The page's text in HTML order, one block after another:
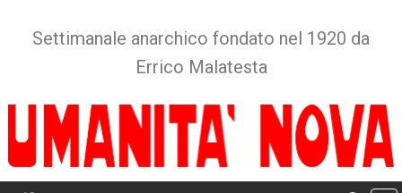
Settimanale anarchico fondato nel 1920 da
Errico Malatesta